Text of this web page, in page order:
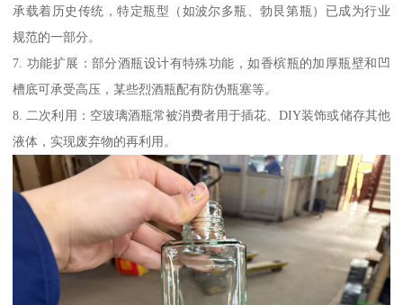
承载着历史传统，特定瓶型（如波尔多瓶、勃艮第瓶）已成为行业
规范的一部分。
7. 功能扩展：部分酒瓶设计有特殊功能，如香槟瓶的加厚瓶壁和凹
槽底可承受高压，某些烈酒瓶配有防伪瓶塞等。
8. 二次利用：空玻璃酒瓶常被消费者用于插花、DIY装饰或储存其他
液体，实现废弃物的再利用。